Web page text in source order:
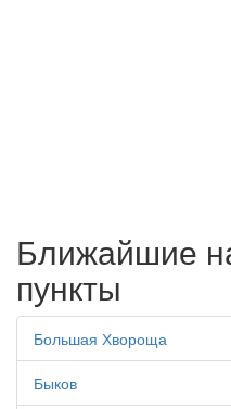
Ближайшие
пункты
Большая Хвороща
Быков